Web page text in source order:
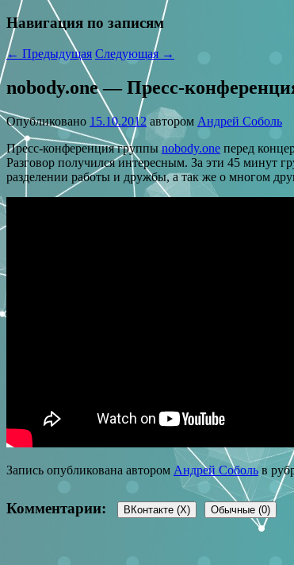
Навигация по записям
← Предыдущая Следующая →
nobody.one — Пресс-
Опубликовано 15.10.2012 автором Андрей Соболь
Пресс-конференция группыnobody.one перед
Разговор получился интересным. За эти 45 минут
разделении работы и дружбы, а так же о многом
Запись опубликована автором Андрей Соболь в
Комментарии: ВКонтакте (X) Обычные (0)